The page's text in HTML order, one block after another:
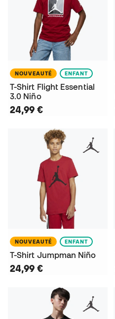
NOUVEAUTÉ ENFANT
T-Shirt Flight Essential
3.0 Niño
24,99 €
NOUVEAUTÉ ENFANT
T-Shirt Jumpman Niño
24,99 €